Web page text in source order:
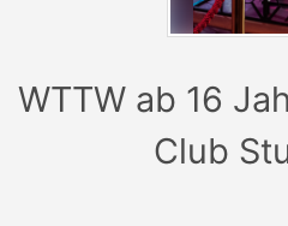
WTTW ab 16
Club